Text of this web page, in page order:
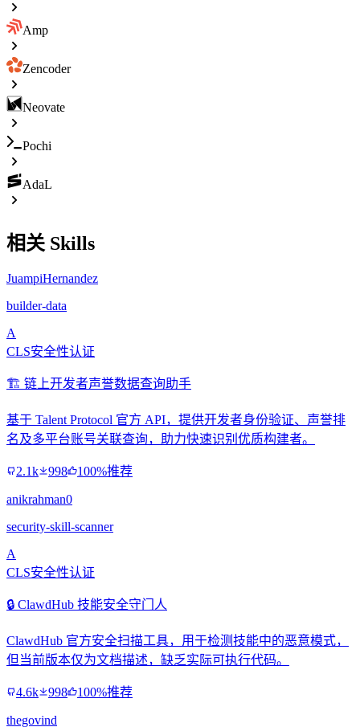
Amp
Zencoder
Neovate
Pochi
AdaL
相关 Skills
JuampiHernandez
builder-data
A
CLS安全性认证
🏗️ 链上开发者声誉数据查询助手
基于 Talent Protocol 官方 API，提供开发者身份验证、声誉排
名及多平台账号关联查询，助力快速识别优质构建者。
2.1k 998 100%推荐
anikrahman0
security-skill-scanner
A
CLS安全性认证
🔒 ClawdHub 技能安全守门人
ClawdHub 官方安全扫描工具，用于检测技能中的恶意模式，
但当前版本仅为文档描述，缺乏实际可执行代码。
4.6k 998 100%推荐
thegovind